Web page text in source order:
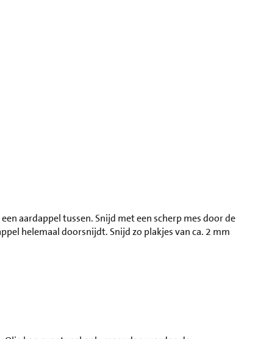
aardappel tussen. Snijd met een scherp mes door de
helemaal doorsnijdt. Snijd zo plakjes van ca. 2 mm